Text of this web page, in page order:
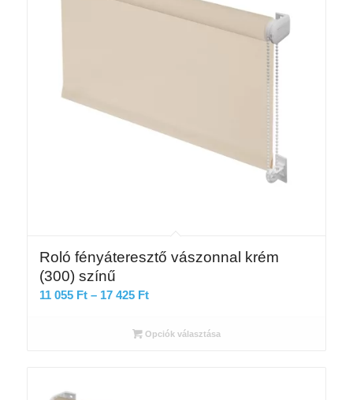
Roló fényáteresztő vászonnal krém
(300) színű
11 055 Ft – 17 425 FtÁrtartomány:
055 Ft
Opciók választása